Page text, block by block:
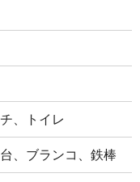
、トイレ
、ブランコ、鉄棒